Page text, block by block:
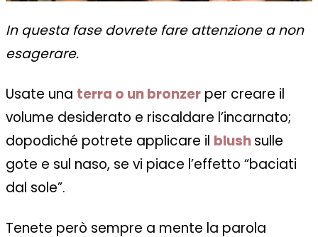
In questa fase dovrete fare attenzione a non
esagerare.
Usate una terra o un bronzer per creare il
volume desiderato e riscaldare l’incarnato;
dopodiché potrete applicare il blushsulle
gote e sul naso, se vi piace l’effetto “baciati
dal sole”.
Tenete però sempre a mente la parola